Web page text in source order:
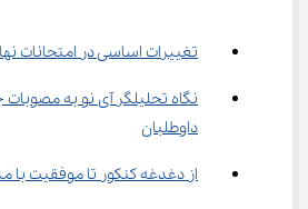
تغییرات اساسی در امتحانات
داوطلبان
از دغدغه کنکور تا موفقیت با